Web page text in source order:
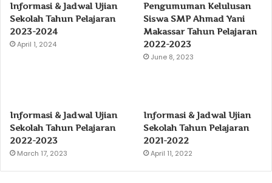
Informasi & Jadwal Ujian
Sekolah Tahun Pelajaran
2023-2024
April 1, 2024
Pengumuman Kelulusan
Siswa SMP Ahmad Yani
Makassar Tahun Pelajaran
2022-2023
June 8, 2023
Informasi & Jadwal Ujian
Sekolah Tahun Pelajaran
2022-2023
March 17, 2023
Informasi & Jadwal Ujian
Sekolah Tahun Pelajaran
2021-2022
April 11, 2022